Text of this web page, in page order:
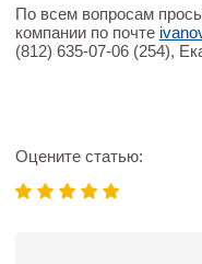
По всем вопросам
компании по почте
(812) 635-07-06 (254),
Оцените статью: